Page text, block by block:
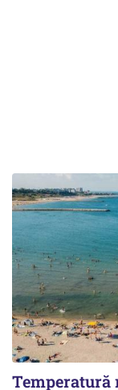
Temperatură